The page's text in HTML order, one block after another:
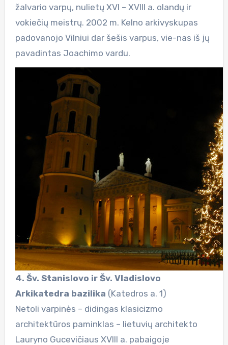
žalvario varpų, nulietų XVI – XVIII a. olandų ir
vokiečių meistrų. 2002 m. Kelno arkivyskupas
padovanojo Vilniui dar šešis varpus, vie-nas iš jų
pavadintas Joachimo vardu.
4. Šv. Stanislovo ir Šv. Vladislovo
Arkikatedra bazilika (Katedros a. 1)
Netoli varpinės – didingas klasicizmo
architektūros paminklas – lietuvių architekto
Lauryno Gucevičiaus XVIII a. pabaigoje